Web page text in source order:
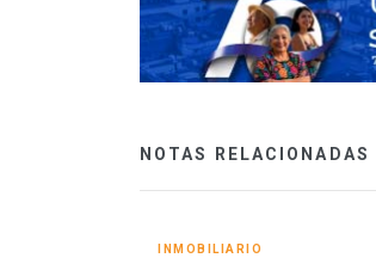
NOTAS RELACIONADAS
INMOBILIARIO